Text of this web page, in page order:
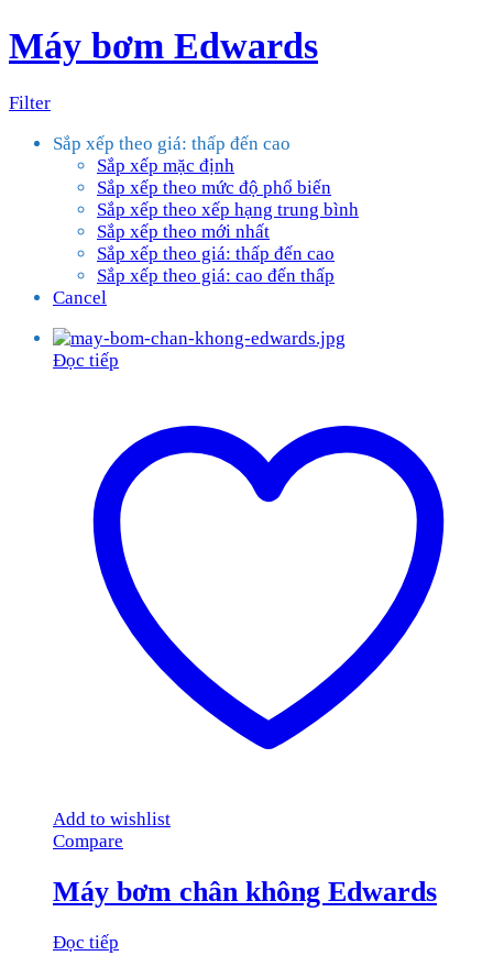
Máy bơm Edwards
Filter
Sắp xếp theo giá: thấp đến cao
Sắp xếp mặc định
Sắp xếp theo mức độ phổ biến
Sắp xếp theo xếp hạng trung bình
Sắp xếp theo mới nhất
Sắp xếp theo giá: thấp đến cao
Sắp xếp theo giá: cao đến thấp
Cancel
Đọc tiếp
Add to wishlist
Compare
Máy bơm chân không Edwards
Đọc tiếp